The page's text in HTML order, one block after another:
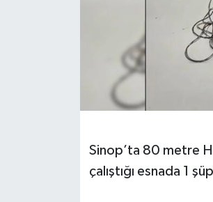
Sinop’ta 80 metre
çalıştığı esnada 1